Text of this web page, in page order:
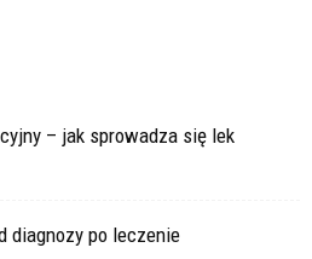
– jak sprowadza się lek
diagnozy po leczenie